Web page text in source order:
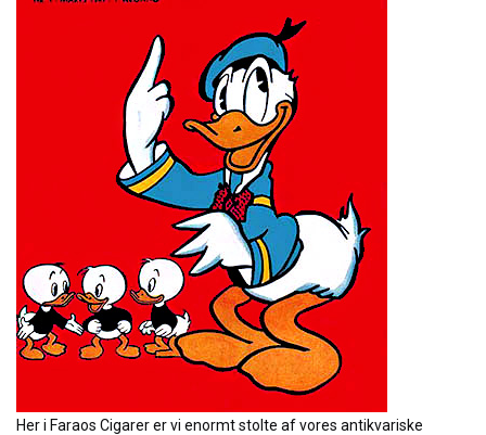
Her i Faraos Cigarer er vi enormt stolte af vores antikvariske